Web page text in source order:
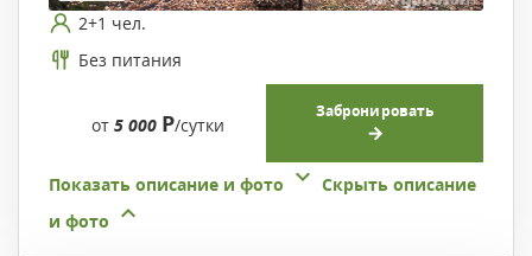
2+1 чел.
Без питания
от 5 000 Р/сутки
Забронировать
Показать описание и фото
Скрыть описание
и фото